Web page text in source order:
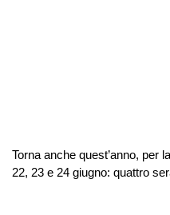
Torna anche quest’anno, per
22, 23 e 24 giugno: quattro